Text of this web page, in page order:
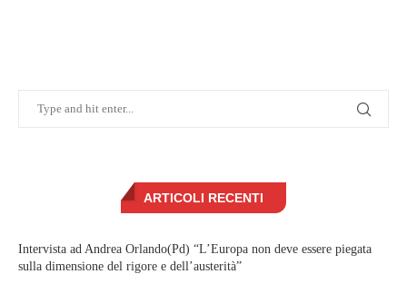
ARTICOLI RECENTI
Intervista ad Andrea Orlando(Pd) “L’Europa non deve essere piegata
sulla dimensione del rigore e dell’austerità”